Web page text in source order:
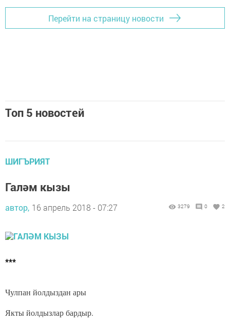
Перейти на страницу новости
Топ 5 новостей
ШИГЪРИЯТ
Галәм кызы
автор, 16 апрель 2018 - 07:27 3279 0 2
***
Чулпан йолдыздан ары
Якты йолдызлар бардыр.